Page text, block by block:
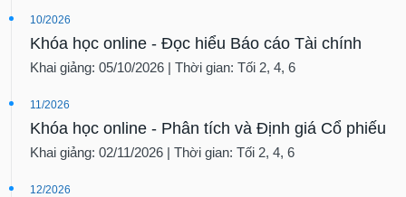
10/2026
Khóa học online - Đọc hiểu Báo cáo Tài chính
Khai giảng: 05/10/2026 | Thời gian: Tối 2, 4, 6
11/2026
Khóa học online - Phân tích và Định giá Cổ phiếu
Khai giảng: 02/11/2026 | Thời gian: Tối 2, 4, 6
12/2026